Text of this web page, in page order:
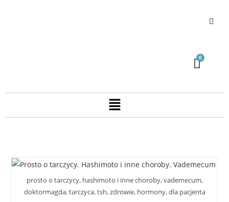
prosto o tarczycy, hashimoto i inne choroby, vademecum,
doktormagda, tarczyca, tsh, zdrowie, hormony, dla pacjenta